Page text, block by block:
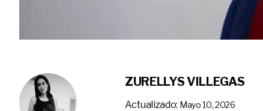
ZURELLYS VILLEGAS
Actualizado: Mayo 10, 2026